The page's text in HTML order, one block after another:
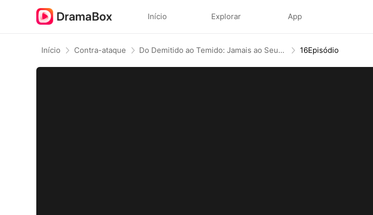
Início Explorar App
Início Contra-ataque Do Demitido ao Temido: Jamais ao Seu Alcance 16Episódio